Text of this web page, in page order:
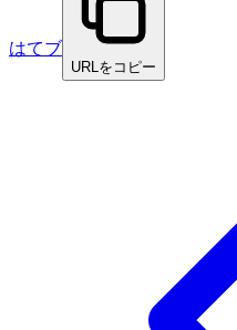
はてブ
URLをコピー